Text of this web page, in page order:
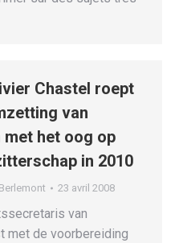
Chastel roept
van
het oog op
in 2010
23 avril 2008
van
met de voorbereiding